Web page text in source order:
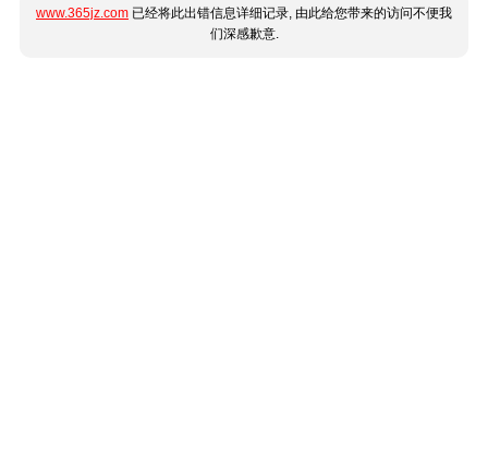
www.365jz.com 已经将此出错信息详细记录, 由此给您带来的访问不便我
们深感歉意.